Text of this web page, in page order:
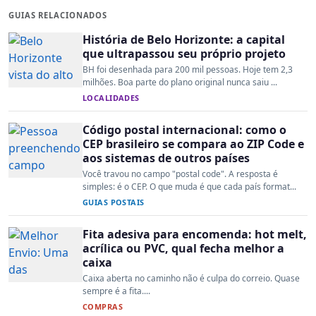
GUIAS RELACIONADOS
História de Belo Horizonte: a capital
que ultrapassou seu próprio projeto
BH foi desenhada para 200 mil pessoas. Hoje tem 2,3
milhões. Boa parte do plano original nunca saiu ...
LOCALIDADES
Código postal internacional: como o
CEP brasileiro se compara ao ZIP Code e
aos sistemas de outros países
Você travou no campo "postal code". A resposta é
simples: é o CEP. O que muda é que cada país format...
GUIAS POSTAIS
Fita adesiva para encomenda: hot melt,
acrílica ou PVC, qual fecha melhor a
caixa
Caixa aberta no caminho não é culpa do correio. Quase
sempre é a fita....
COMPRAS